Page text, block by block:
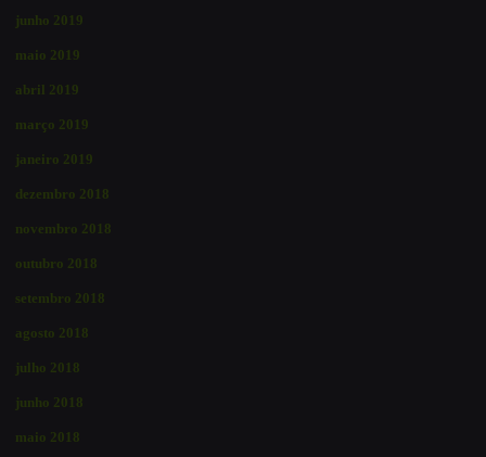
junho 2019
maio 2019
abril 2019
março 2019
janeiro 2019
dezembro 2018
novembro 2018
outubro 2018
setembro 2018
agosto 2018
julho 2018
junho 2018
maio 2018